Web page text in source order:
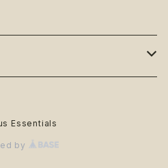
Essentials
by